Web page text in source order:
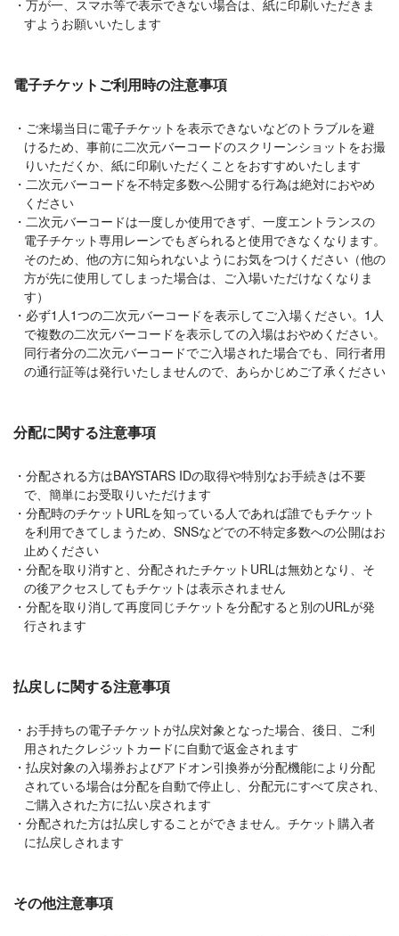
万が一、スマホ等で表示できない場合は、紙に印刷いただきま
すようお願いいたします
電子チケットご利用時の注意事項
ご来場当日に電子チケットを表示できないなどのトラブルを避
けるため、事前に二次元バーコードのスクリーンショットをお撮
りいただくか、紙に印刷いただくことをおすすめいたします
二次元バーコードを不特定多数へ公開する行為は絶対におやめ
ください
二次元バーコードは一度しか使用できず、一度エントランスの
電子チケット専用レーンでもぎられると使用できなくなります。
そのため、他の方に知られないようにお気をつけください（他の
方が先に使用してしまった場合は、ご入場いただけなくなりま
す）
必ず1人1つの二次元バーコードを表示してご入場ください。1人
で複数の二次元バーコードを表示しての入場はおやめください。
同行者分の二次元バーコードでご入場された場合でも、同行者用
の通行証等は発行いたしませんので、あらかじめご了承ください
分配に関する注意事項
分配される方はBAYSTARS IDの取得や特別なお手続きは不要
で、簡単にお受取りいただけます
分配時のチケットURLを知っている人であれば誰でもチケット
を利用できてしまうため、SNSなどでの不特定多数への公開はお
止めください
分配を取り消すと、分配されたチケットURLは無効となり、そ
の後アクセスしてもチケットは表示されません
分配を取り消して再度同じチケットを分配すると別のURLが発
行されます
払戻しに関する注意事項
お手持ちの電子チケットが払戻対象となった場合、後日、ご利
用されたクレジットカードに自動で返金されます
払戻対象の入場券およびアドオン引換券が分配機能により分配
されている場合は分配を自動で停止し、分配元にすべて戻され、
ご購入された方に払い戻されます
分配された方は払戻しすることができません。チケット購入者
に払戻しされます
その他注意事項